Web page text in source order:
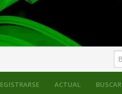
ACTUAL BUSCAR